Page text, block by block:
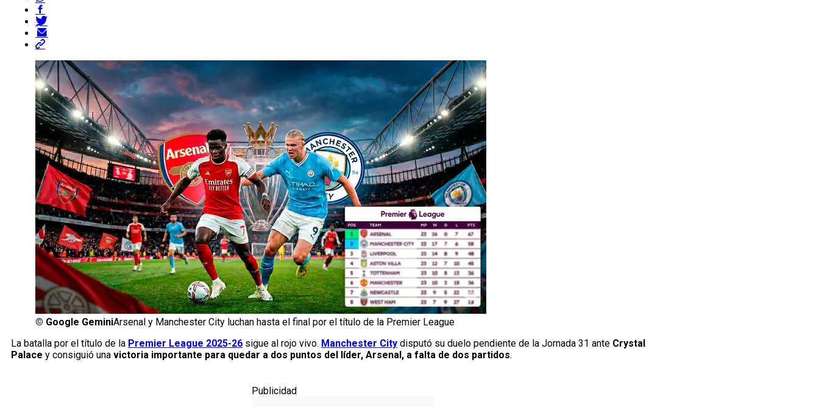
© Google GeminiArsenal y Manchester City luchan hasta el final por el título de la Premier League
La batalla por el título de la Premier League 2025-26 sigue al rojo vivo. Manchester City disputó su duelo pendiente de la Jornada 31 ante Crystal
Palace y consiguió una victoria importante para quedar a dos puntos del líder, Arsenal, a falta de dos partidos.
Publicidad